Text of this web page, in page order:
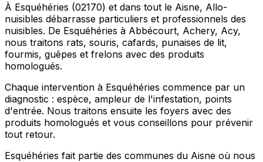
À Esquéhéries (02170) et dans tout le Aisne, Allo-
nuisibles débarrasse particuliers et professionnels des
nuisibles. De Esquéhéries à Abbécourt, Achery, Acy,
nous traitons rats, souris, cafards, punaises de lit,
fourmis, guêpes et frelons avec des produits
homologués.
Chaque intervention à Esquéhéries commence par un
diagnostic : espèce, ampleur de l'infestation, points
d'entrée. Nous traitons ensuite les foyers avec des
produits homologués et vous conseillons pour prévenir
tout retour.
Esquéhéries fait partie des communes du Aisne où nous